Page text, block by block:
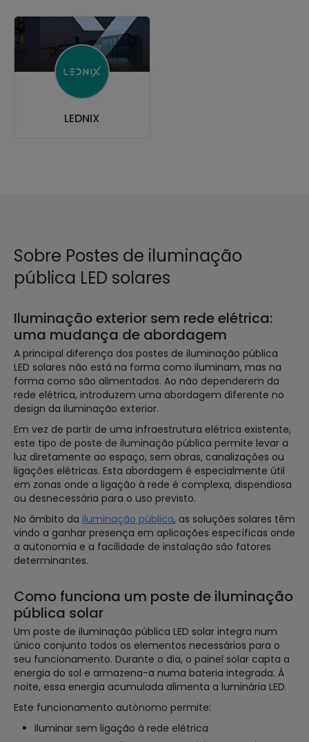
LEDNIX
Sobre Postes de iluminação
pública LED solares
Iluminação exterior sem rede elétrica:
uma mudança de abordagem
A principal diferença dos postes de iluminação pública
LED solares não está na forma como iluminam, mas na
forma como são alimentados. Ao não dependerem da
rede elétrica, introduzem uma abordagem diferente no
design da iluminação exterior.
Em vez de partir de uma infraestrutura elétrica existente,
este tipo de poste de iluminação pública permite levar a
luz diretamente ao espaço, sem obras, canalizações ou
ligações elétricas. Esta abordagem é especialmente útil
em zonas onde a ligação à rede é complexa, dispendiosa
ou desnecessária para o uso previsto.
No âmbito da iluminação pública, as soluções solares têm
vindo a ganhar presença em aplicações específicas onde
a autonomia e a facilidade de instalação são fatores
determinantes.
Como funciona um poste de iluminação
pública solar
Um poste de iluminação pública LED solar integra num
único conjunto todos os elementos necessários para o
seu funcionamento. Durante o dia, o painel solar capta a
energia do sol e armazena-a numa bateria integrada. À
noite, essa energia acumulada alimenta a luminária LED.
Este funcionamento autónomo permite:
Iluminar sem ligação à rede elétrica